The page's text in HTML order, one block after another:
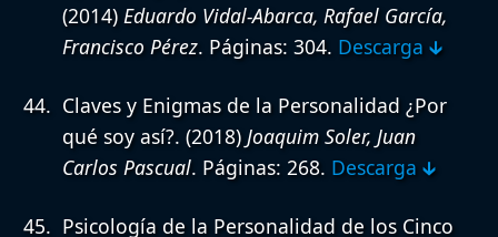
(2014) Eduardo Vidal-Abarca, Rafael García,
Francisco Pérez. Páginas: 304. Descarga 🡳
Claves y Enigmas de la Personalidad ¿Por
qué soy así?. (2018) Joaquim Soler, Juan
Carlos Pascual. Páginas: 268. Descarga 🡳
Psicología de la Personalidad de los Cinco